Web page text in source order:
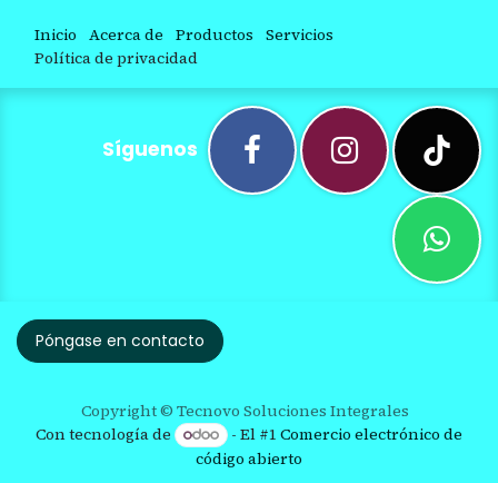
Inicio Acerca de Productos Servicios
Política de privacidad
Síguenos
Póngase en contacto
Copyright © Tecnovo Soluciones Integrales
Con tecnología de
- El #1Comercio electrónico de
código abierto